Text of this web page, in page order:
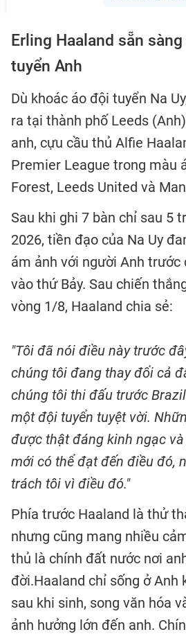
Erling Haaland sẵn
tuyển Anh
Dù khoác áo đội tuyển Na
ra tại thành phố Leeds
anh, cựu cầu thủ Alfie
Premier League trong màu
Forest, Leeds United và
Sau khi ghi 7 bàn chỉ sau 5
2026, tiền đạo của Na Uy
ám ảnh với người Anh trước
vào thứ Bảy. Sau chiến
vòng 1/8, Haaland chia sẻ:
"Tôi đã nói điều này trước
chúng tôi đang thay đổi cả
chúng tôi thi đấu trước
một đội tuyển tuyệt vời.
được thật đáng kinh ngạc
mới có thể đạt đến điều đó,
trách tôi vì điều đó."
Phía trước Haaland là thử
nhưng cũng mang nhiều
thủ là chính đất nước nơi
đời.Haaland chỉ sống ở Anh
sau khi sinh, song văn hóa
ảnh hưởng lớn đến anh.